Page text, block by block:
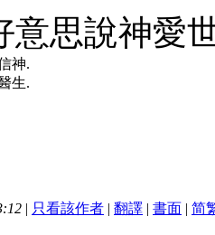
意思說神愛
神.
生.
| 只看該作者 | 翻譯 | 書面 | 简